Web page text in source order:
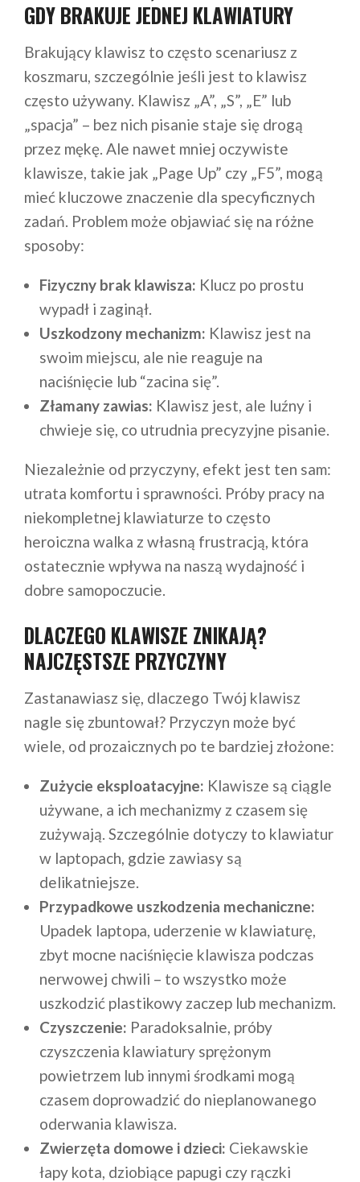
GDY BRAKUJE JEDNEJ KLAWIATURY
Brakujący klawisz to często scenariusz z
koszmaru, szczególnie jeśli jest to klawisz
często używany. Klawisz „A”, „S”, „E” lub
„spacja” – bez nich pisanie staje się drogą
przez mękę. Ale nawet mniej oczywiste
klawisze, takie jak „Page Up” czy „F5”, mogą
mieć kluczowe znaczenie dla specyficznych
zadań. Problem może objawiać się na różne
sposoby:
Fizyczny brak klawisza: Klucz po prostu
wypadł i zaginął.
Uszkodzony mechanizm: Klawisz jest na
swoim miejscu, ale nie reaguje na
naciśnięcie lub “zacina się”.
Złamany zawias: Klawisz jest, ale luźny i
chwieje się, co utrudnia precyzyjne pisanie.
Niezależnie od przyczyny, efekt jest ten sam:
utrata komfortu i sprawności. Próby pracy na
niekompletnej klawiaturze to często
heroiczna walka z własną frustracją, która
ostatecznie wpływa na naszą wydajność i
dobre samopoczucie.
DLACZEGO KLAWISZE ZNIKAJĄ?
NAJCZĘSTSZE PRZYCZYNY
Zastanawiasz się, dlaczego Twój klawisz
nagle się zbuntował? Przyczyn może być
wiele, od prozaicznych po te bardziej złożone:
Zużycie eksploatacyjne: Klawisze są ciągle
używane, a ich mechanizmy z czasem się
zużywają. Szczególnie dotyczy to klawiatur
w laptopach, gdzie zawiasy są
delikatniejsze.
Przypadkowe uszkodzenia mechaniczne:
Upadek laptopa, uderzenie w klawiaturę,
zbyt mocne naciśnięcie klawisza podczas
nerwowej chwili – to wszystko może
uszkodzić plastikowy zaczep lub mechanizm.
Czyszczenie: Paradoksalnie, próby
czyszczenia klawiatury sprężonym
powietrzem lub innymi środkami mogą
czasem doprowadzić do nieplanowanego
oderwania klawisza.
Zwierzęta domowe i dzieci: Ciekawskie
łapy kota, dziobiące papugi czy rączki